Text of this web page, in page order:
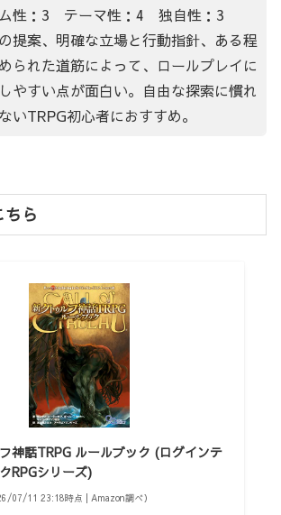
性：3 テーマ性：4 独自性：3
提案、明確な立場と行動指針、ある程
られた道筋によって、ロールプレイに
やすい点が面白い。自由な探索に慣れ
いTRPG初心者におすすめ。
ら
神話TRPG ルールブック (ログインテ
RPGシリーズ)
07/11 23:18時点 | Amazon調べ）